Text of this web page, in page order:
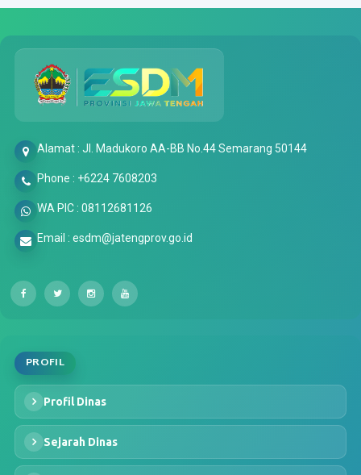
Alamat : Jl. Madukoro AA-BB No.44 Semarang 50144
Phone : +6224 7608203
WA PIC : 08112681126
Email : esdm@jatengprov.go.id
PROFIL
Profil Dinas
Sejarah Dinas